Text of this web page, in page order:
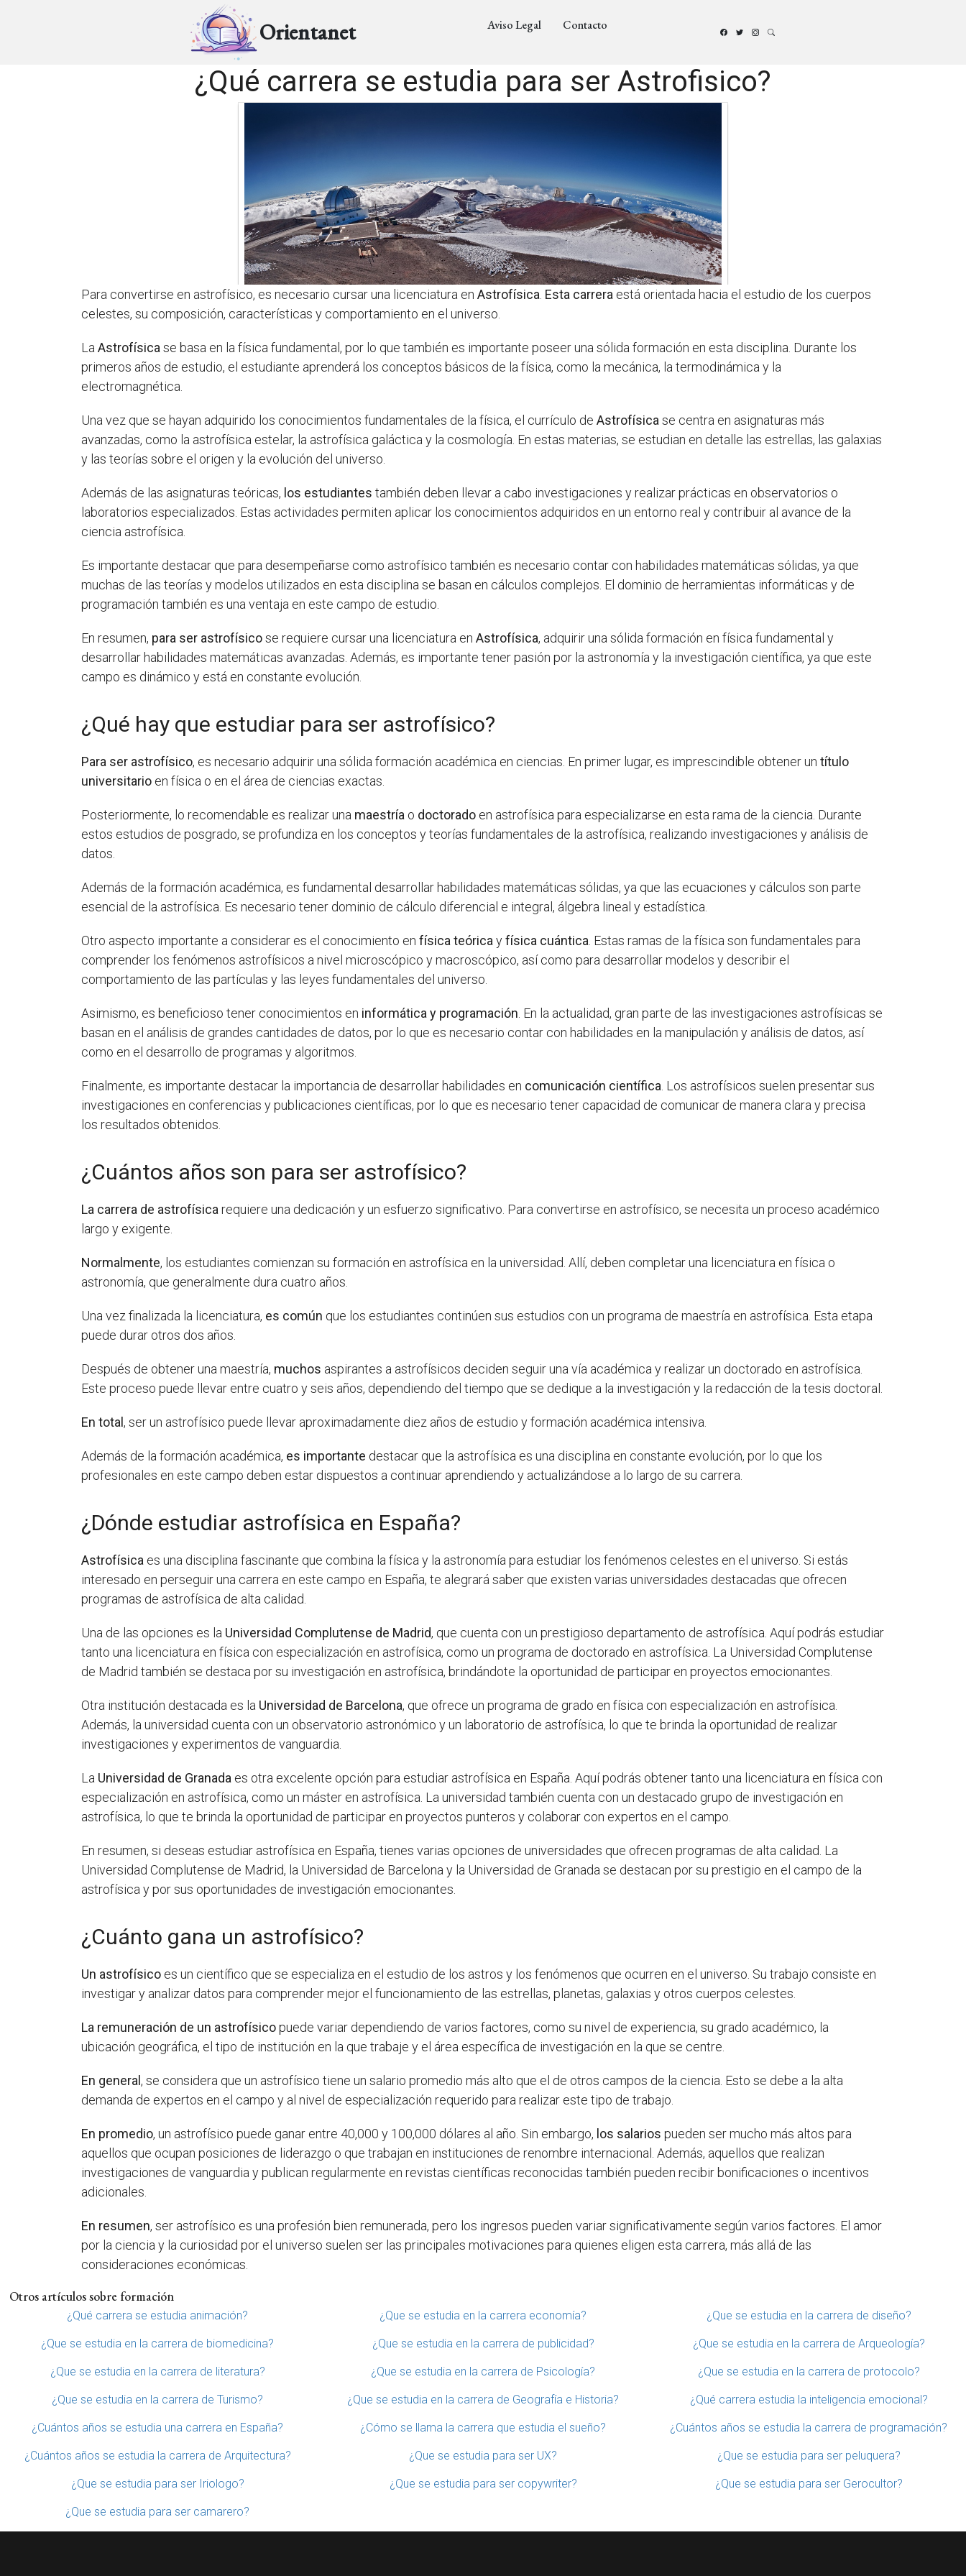
Orientanet Aviso Legal Contacto
¿Qué carrera se estudia para ser Astrofisico?
Para convertirse en astrofísico, es necesario cursar una licenciatura enAstrofísica Esta carrera está orientada hacia el estudio de los cuerpos
celestes, su composición, características y comportamiento en el universo.
LaAstrofísica se basa en la física fundamental, por lo que también es importante poseer una sólida formación en esta disciplina. Durante los
primeros años de estudio, el estudiante aprenderá los conceptos básicos de la física, como la mecánica, la termodinámica y la
electromagnética.
Una vez que se hayan adquirido los conocimientos fundamentales de la física, el currículo deAstrofísica se centra en asignaturas más
avanzadas, como la astrofísica estelar, la astrofísica galáctica y la cosmología. En estas materias, se estudian en detalle las estrellas, las galaxias
y las teorías sobre el origen y la evolución del universo.
Además de las asignaturas teóricas, los estudiantes también deben llevar a cabo investigaciones y realizar prácticas en observatorios o
laboratorios especializados. Estas actividades permiten aplicar los conocimientos adquiridos en un entorno real y contribuir al avance de la
ciencia astrofísica.
Es importante destacar que para desempeñarse como astrofísico también es necesario contar con habilidades matemáticas sólidas, ya que
muchas de las teorías y modelos utilizados en esta disciplina se basan en cálculos complejos. El dominio de herramientas informáticas y de
programación también es una ventaja en este campo de estudio.
En resumen, para ser astrofísicose requiere cursar una licenciatura enAstrofísica, adquirir una sólida formación en física fundamental y
desarrollar habilidades matemáticas avanzadas. Además, es importante tener pasión por la astronomía y la investigación científica, ya que este
campo es dinámico y está en constante evolución.
¿Qué hay que estudiar para ser astrofísico?
Para ser astrofísico, es necesario adquirir una sólida formación académica en ciencias. En primer lugar, es imprescindible obtener untítulo
universitario en física o en el área de ciencias exactas.
Posteriormente, lo recomendable es realizar una maestría o doctorado en astrofísica para especializarse en esta rama de la ciencia. Durante
estos estudios de posgrado, se profundiza en los conceptos y teorías fundamentales de la astrofísica, realizando investigaciones y análisis de
datos.
Además de la formación académica, es fundamental desarrollar habilidades matemáticas sólidas, ya que las ecuaciones y cálculos son parte
esencial de la astrofísica. Es necesario tener dominio de cálculo diferencial e integral, álgebra lineal y estadística.
Otro aspecto importante a considerar es el conocimiento enfísica teórica yfísica cuántica . Estas ramas de la física son fundamentales para
comprender los fenómenos astrofísicos a nivel microscópico y macroscópico, así como para desarrollar modelos y describir el
comportamiento de las partículas y las leyes fundamentales del universo.
Asimismo, es beneficioso tener conocimientos en informática y programación . En la actualidad, gran parte de las investigaciones astrofísicas se
basan en el análisis de grandes cantidades de datos, por lo que es necesario contar con habilidades en la manipulación y análisis de datos, así
como en el desarrollo de programas y algoritmos.
Finalmente, es importante destacar la importancia de desarrollar habilidades en comunicación científica . Los astrofísicos suelen presentar sus
investigaciones en conferencias y publicaciones científicas, por lo que es necesario tener capacidad de comunicar de manera clara y precisa
los resultados obtenidos.
¿Cuántos años son para ser astrofísico?
La carrera de astrofísica requiere una dedicación y un esfuerzo significativo. Para convertirse en astrofísico, se necesita un proceso académico
largo y exigente.
Normalmente, los estudiantes comienzan su formación en astrofísica en la universidad. Allí, deben completar una licenciatura en física o
astronomía, que generalmente dura cuatro años.
Una vez finalizada la licenciatura, es común que los estudiantes continúen sus estudios con un programa de maestría en astrofísica. Esta etapa
puede durar otros dos años.
Después de obtener una maestría, muchos aspirantes a astrofísicos deciden seguir una vía académica y realizar un doctorado en astrofísica.
Este proceso puede llevar entre cuatro y seis años, dependiendo del tiempo que se dedique a la investigación y la redacción de la tesis doctoral.
En total, ser un astrofísico puede llevar aproximadamente diez años de estudio y formación académica intensiva.
Además de la formación académica, es importante destacar que la astrofísica es una disciplina en constante evolución, por lo que los
profesionales en este campo deben estar dispuestos a continuar aprendiendo y actualizándose a lo largo de su carrera.
¿Dónde estudiar astrofísica en España?
Astrofísica es una disciplina fascinante que combina la física y la astronomía para estudiar los fenómenos celestes en el universo. Si estás
interesado en perseguir una carrera en este campo en España, te alegrará saber que existen varias universidades destacadas que ofrecen
programas de astrofísica de alta calidad.
Una de las opciones es la Universidad Complutense de Madrid, que cuenta con un prestigioso departamento de astrofísica. Aquí podrás estudiar
tanto una licenciatura en física con especialización en astrofísica, como un programa de doctorado en astrofísica. La Universidad Complutense
de Madrid también se destaca por su investigación en astrofísica, brindándote la oportunidad de participar en proyectos emocionantes.
Otra institución destacada es la Universidad de Barcelona, que ofrece un programa de grado en física con especialización en astrofísica.
Además, la universidad cuenta con un observatorio astronómico y un laboratorio de astrofísica, lo que te brinda la oportunidad de realizar
investigaciones y experimentos de vanguardia.
La Universidad de Granada es otra excelente opción para estudiar astrofísica en España. Aquí podrás obtener tanto una licenciatura en física con
especialización en astrofísica, como un máster en astrofísica. La universidad también cuenta con un destacado grupo de investigación en
astrofísica, lo que te brinda la oportunidad de participar en proyectos punteros y colaborar con expertos en el campo.
En resumen, si deseas estudiar astrofísica en España, tienes varias opciones de universidades que ofrecen programas de alta calidad. La
Universidad Complutense de Madrid, la Universidad de Barcelona y la Universidad de Granada se destacan por su prestigio en el campo de la
astrofísica y por sus oportunidades de investigación emocionantes.
¿Cuánto gana un astrofísico?
Un astrofísico es un científico que se especializa en el estudio de los astros y los fenómenos que ocurren en el universo. Su trabajo consiste en
investigar y analizar datos para comprender mejor el funcionamiento de las estrellas, planetas, galaxias y otros cuerpos celestes.
La remuneración de un astrofísicopuede variar dependiendo de varios factores, como su nivel de experiencia, su grado académico, la
ubicación geográfica, el tipo de institución en la que trabaje y el área específica de investigación en la que se centre.
En general, se considera que un astrofísico tiene un salario promedio más alto que el de otros campos de la ciencia. Esto se debe a la alta
demanda de expertos en el campo y al nivel de especialización requerido para realizar este tipo de trabajo.
En promedio, un astrofísico puede ganar entre 40,000 y 100,000 dólares al año. Sin embargo, los salarios pueden ser mucho más altos para
aquellos que ocupan posiciones de liderazgo o que trabajan en instituciones de renombre internacional. Además, aquellos que realizan
investigaciones de vanguardia y publican regularmente en revistas científicas reconocidas también pueden recibir bonificaciones o incentivos
adicionales.
En resumen, ser astrofísico es una profesión bien remunerada, pero los ingresos pueden variar significativamente según varios factores. El amor
por la ciencia y la curiosidad por el universo suelen ser las principales motivaciones para quienes eligen esta carrera, más allá de las
consideraciones económicas.
Otros artículos sobre formación
¿Qué carrera se estudia animación? ¿Que se estudia en la carrera economía? ¿Que se estudia en la carrera de diseño?
¿Que se estudia en la carrera de biomedicina? ¿Que se estudia en la carrera de publicidad? ¿Que se estudia en la carrera de Arqueología?
¿Que se estudia en la carrera de literatura? ¿Que se estudia en la carrera de Psicología? ¿Que se estudia en la carrera de protocolo?
¿Que se estudia en la carrera de Turismo? ¿Que se estudia en la carrera de Geografía e Historia? ¿Qué carrera estudia la inteligencia emocional?
¿Cuántos años se estudia una carrera en España? ¿Cómo se llama la carrera que estudia el sueño? ¿Cuántos años se estudia la carrera de programación?
¿Cuántos años se estudia la carrera de Arquitectura? ¿Que se estudia para ser UX? ¿Que se estudia para ser peluquera?
¿Que se estudia para ser Iriologo? ¿Que se estudia para ser copywriter? ¿Que se estudia para ser Gerocultor?
¿Que se estudia para ser camarero?